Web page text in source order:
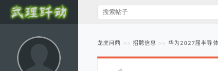
龙虎问鼎 招聘信息 华为2027届半导